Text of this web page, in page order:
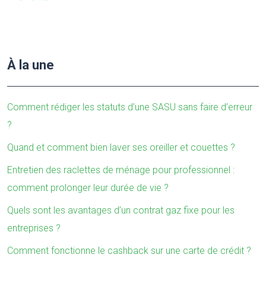
À la une
Comment rédiger les statuts d’une SASU sans faire d’erreur
?
Quand et comment bien laver ses oreiller et couettes ?
Entretien des raclettes de ménage pour professionnel :
comment prolonger leur durée de vie ?
Quels sont les avantages d’un contrat gaz fixe pour les
entreprises ?
Comment fonctionne le cashback sur une carte de crédit ?